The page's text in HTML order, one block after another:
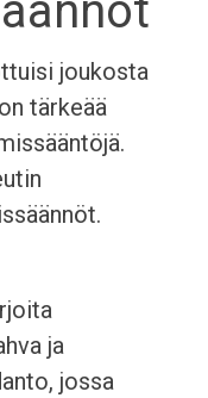
joukosta
tärkeää
ja
jossa